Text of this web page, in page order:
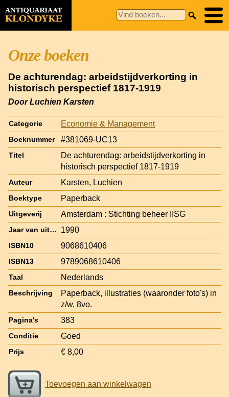
Onze boeken
De achturendag: arbeidstijdverkorting in
historisch perspectief 1817-1919
Door Luchien Karsten
Categorie Economie & Management
Boeknummer #381069-UC13
Titel
De achturendag: arbeidstijdverkorting in
historisch perspectief 1817-1919
Auteur Karsten, Luchien
Boektype Paperback
Uitgeverij Amsterdam : Stichting beheer IISG
Jaar van uitgave 1990
ISBN10 9068610406
ISBN13 9789068610406
Taal Nederlands
Beschrijving
Paperback, illustraties (waaronder foto's) in
z/w, 8vo.
Pagina's 383
Conditie Goed
Prijs € 8,00
Toevoegen aan winkelwagen